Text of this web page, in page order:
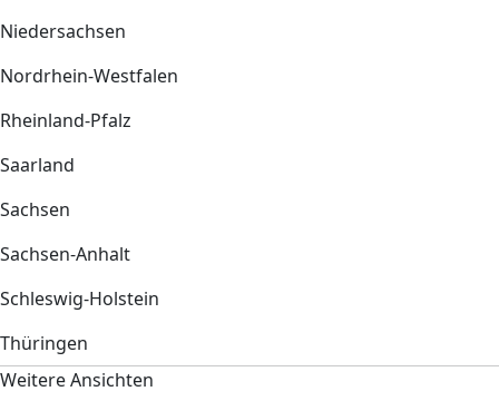
Niedersachsen
Nordrhein-Westfalen
Rheinland-Pfalz
Saarland
Sachsen
Sachsen-Anhalt
Schleswig-Holstein
Thüringen
Weitere Ansichten